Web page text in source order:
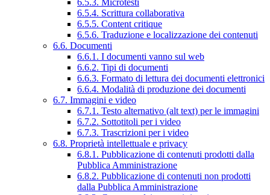
6.5.4. Scrittura collaborativa
6.5.5. Content critique
6.5.6. Traduzione e localizzazione dei contenuti
6.6. Documenti
6.6.1. I documenti vanno sul web
6.6.2. Tipi di documenti
6.6.3. Formato di lettura dei documenti elettronici
6.6.4. Modalità di produzione dei documenti
6.7. Immagini e video
6.7.1. Testo alternativo (alt text) per le immagini
6.7.2. Sottotitoli per i video
6.7.3. Trascrizioni per i video
6.8. Proprietà intellettuale e privacy
6.8.1. Pubblicazione di contenuti prodotti dalla
Pubblica Amministrazione
6.8.2. Pubblicazione di contenuti non prodotti
dalla Pubblica Amministrazione